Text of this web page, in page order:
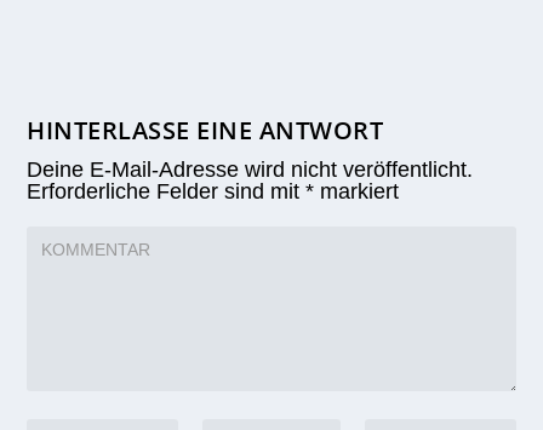
HINTERLASSE EINE ANTWORT
Deine E-Mail-Adresse wird nicht veröffentlicht.
Erforderliche Felder sind mit* markiert